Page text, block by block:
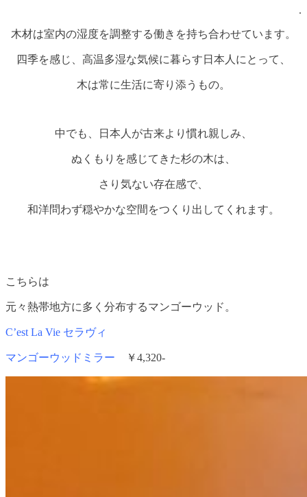
.
木材は室内の湿度を調整する働きを持ち合わせています。
四季を感じ、高温多湿な気候に暮らす日本人にとって、
木は常に生活に寄り添うもの。
中でも、日本人が古来より慣れ親しみ、
ぬくもりを感じてきた杉の木は、
さり気ない存在感で、
和洋問わず穏やかな空間をつくり出してくれます。
こちらは
元々熱帯地方に多く分布するマンゴーウッド。
C’est La Vie セラヴィ
マンゴーウッドミラー ￥4,320-